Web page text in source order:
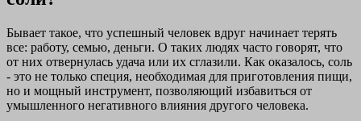
Бывает такое, что успешный человек вдруг начинает терять
все: работу, семью, деньги. О таких людях часто говорят, что
от них отвернулась удача или их сглазили. Как оказалось, соль
- это не только специя, необходимая для приготовления пищи,
но и мощный инструмент, позволяющий избавиться от
умышленного негативного влияния другого человека.